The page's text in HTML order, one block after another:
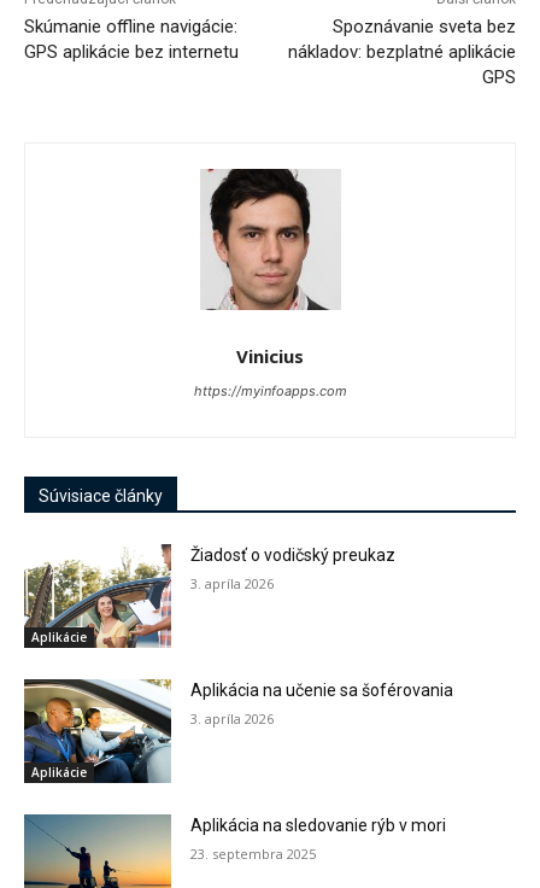
Skúmanie offline navigácie:
GPS aplikácie bez internetu
Spoznávanie sveta bez
nákladov: bezplatné aplikácie
GPS
Vinicius
https://myinfoapps.com
Súvisiace články
Aplikácie
Žiadosť o vodičský preukaz
3. apríla 2026
Aplikácie
Aplikácia na učenie sa šoférovania
3. apríla 2026
Aplikácia na sledovanie rýb v mori
23. septembra 2025